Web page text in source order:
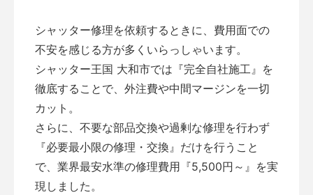
シャッター修理を依頼するときに、費用面での
不安を感じる方が多くいらっしゃいます。
シャッター王国 大和市では『完全自社施工』を
徹底することで、外注費や中間マージンを一切
カット。
さらに、不要な部品交換や過剰な修理を行わず
『必要最小限の修理・交換』だけを行うこと
で、業界最安水準の修理費用『5,500円～』を実
現しました。